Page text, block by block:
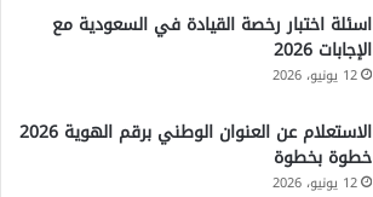
اسئلة اختبار رخصة القيادة في السعودية مع
الإجابات 2026
12 يونيو، 2026
الاستعلام عن العنوان الوطني برقم الهوية 2026
خطوة بخطوة
12 يونيو، 2026